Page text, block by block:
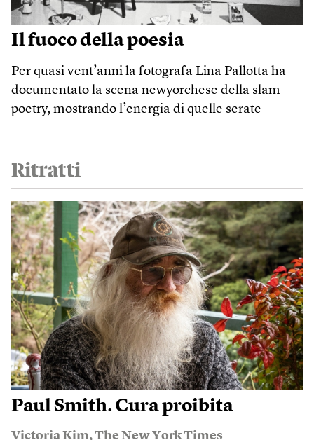
Il fuoco della poesia
Per quasi vent’anni la fotografa Lina Pallotta ha
documentato la scena newyorchese della slam
poetry, mostrando l’energia di quelle serate
Ritratti
Paul Smith. Cura proibita
Victoria Kim,The New York Times